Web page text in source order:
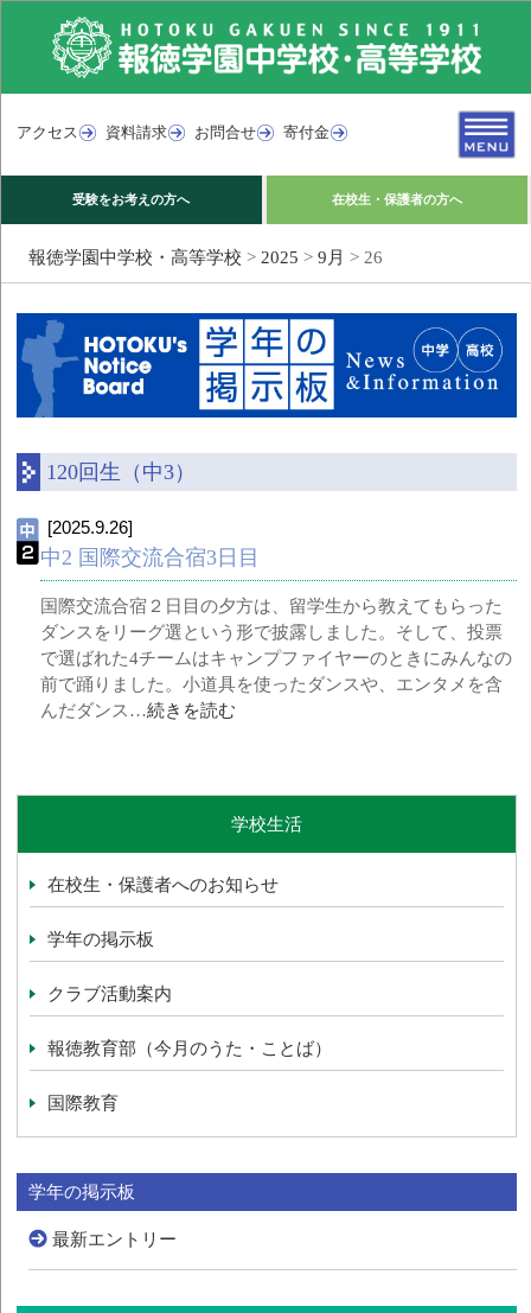
アクセス 資料請求 お問合せ 寄付金
受験をお考えの方へ 在校生・保護者の方へ
報徳学園中学校・高等学校 > 2025 > 9月 > 26
120回生（中3）
[2025.9.26]
中2 国際交流合宿3日目
国際交流合宿２日目の夕方は、留学生から教えてもらった
ダンスをリーグ選という形で披露しました。そして、投票
で選ばれた4チームはキャンプファイヤーのときにみんなの
前で踊りました。小道具を使ったダンスや、エンタメを含
んだダンス…続きを読む
学校生活
在校生・保護者へのお知らせ
学年の掲示板
クラブ活動案内
報徳教育部（今月のうた・ことば）
国際教育
学年の掲示板
最新エントリー